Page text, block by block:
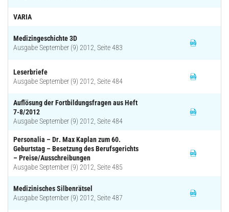
VARIA
Medizingeschichte 3D
Ausgabe September (9) 2012, Seite 483
Leserbriefe
Ausgabe September (9) 2012, Seite 484
Auflösung der Fortbildungsfragen aus Heft
7-8/2012
Ausgabe September (9) 2012, Seite 484
Personalia – Dr. Max Kaplan zum 60.
Geburtstag – Besetzung des Berufsgerichts
– Preise/Ausschreibungen
Ausgabe September (9) 2012, Seite 485
Medizinisches Silbenrätsel
Ausgabe September (9) 2012, Seite 487